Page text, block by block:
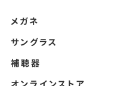
メガネ
サングラス
補聴器